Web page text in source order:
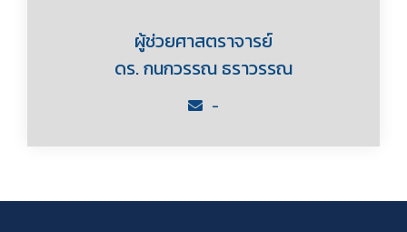
ผู้ช่วยศาสตราจารย์
ดร. กนกวรรณ ธราวรรณ
-